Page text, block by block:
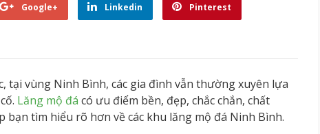
Google+ Linkedin Pinterest
tại vùng Ninh Bình, các gia đình vẫn thường xuyên lựa
Lăng mộ đá có ưu điểm bền, đẹp, chắc chắn, chất
bạn tìm hiểu rõ hơn về các khu lăng mộ đá Ninh Bình.